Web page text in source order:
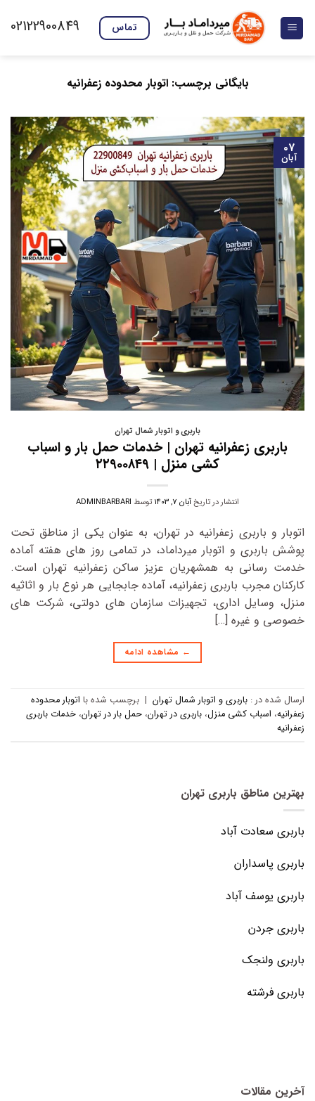
content
تماس 02122900849
بایگانی برچسب:اتوبار محدوده زعفرانیه
۰۷
آبان
باربری و اتوبار شمال تهران
باربری زعفرانیه تهران | خدمات حمل بار و اسباب‌
کشی منزل | ۲۲۹۰۰۸۴۹
انتشار در تاریخآبان ۷, ۱۴۰۳ توسط ADMINBARBARI
اتوبار و باربری زعفرانیه در تهران، به عنوان یکی از مناطق تحت
پوشش باربری و اتوبار میرداماد، در تمامی روز های هفته آماده
خدمت‌ رسانی به همشهریان عزیز ساکن زعفرانیه تهران است.
کارکنان مجرب باربری زعفرانیه، آماده جابجایی هر نوع بار و اثاثیه
منزل، وسایل اداری، تجهیزات سازمان‌ های دولتی، شرکت‌ های
خصوصی و غیره […]
← مشاهده ادامه
ارسال شده در : باربری و اتوبار شمال تهران | برچسب‌ شده با اتوبار محدوده
زعفرانیه، اسباب کشی منزل، باربری در تهران، حمل بار در تهران، خدمات باربری
زعفرانیه
بهترین مناطق باربری تهران
باربری سعادت آباد
باربری پاسداران
باربری یوسف آباد
باربری جردن
باربری ولنجک
باربری فرشته
آخرین مقالات